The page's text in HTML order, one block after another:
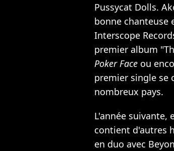
Pussycat Dolls.
bonne chanteuse
Interscope
premier album
Poker Face ou
premier single se
nombreux pays.
L'année suivante,
contient d'autres
en duo avec